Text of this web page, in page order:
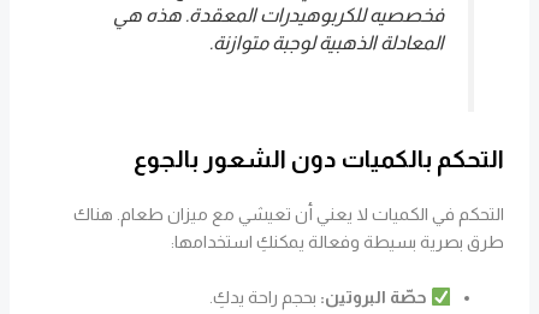
فخصصيه للكربوهيدرات المعقدة. هذه هي
المعادلة الذهبية لوجبة متوازنة.
التحكم بالكميات دون الشعور بالجوع
التحكم في الكميات لا يعني أن تعيشي مع ميزان طعام. هناك
طرق بصرية بسيطة وفعالة يمكنكِ استخدامها:
حصّة البروتين: بحجم راحة يدكِ.